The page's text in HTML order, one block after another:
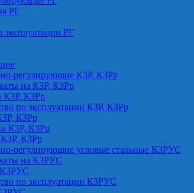
РГ
эксплуатации РГ
регулирующие КЗР, КЗРр
на КЗР, КЗРр
КЗР, КЗРр
по эксплуатации КЗР, КЗРр
КЗРр
КЗР, КЗРр
КЗРр
регулирующие угловые стальные КЗРУС
на КЗРУС
КЗРУС
по эксплуатации КЗРУС